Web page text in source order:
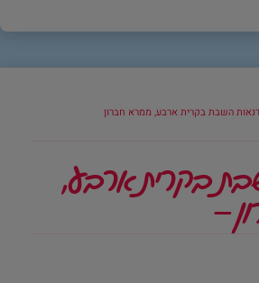
השבת בקרית ארבע, ממרא חברון
בקרית ארבע,
–